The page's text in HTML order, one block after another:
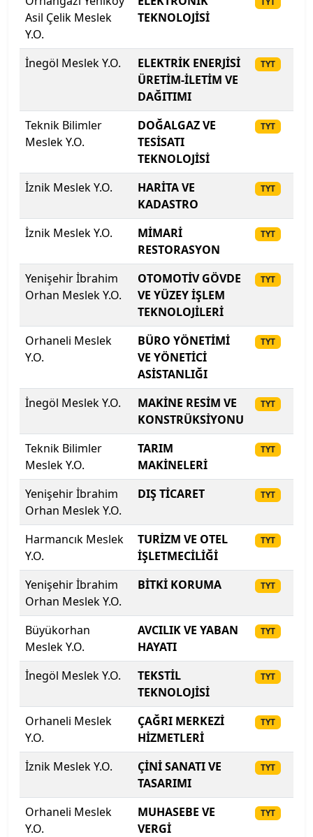
Lokman Hekim Üniversitesi
Malatya Turgut Özal Üniversitesi
Maltepe Üniversitesi
Manisa Celâl Bayar Üniversitesi
Mardin Artuklu Üniversitesi
Marmara Üniversitesi
MEF Üniversitesi
Mersin Üniversitesi
Mimar Sinan Güzel Sanatlar Üniversitesi
Mudanya Üniversitesi
Muğla Sıtkı Koçman Üniversitesi
Munzur Üniversitesi
Muş Alparslan Üniversitesi
Necmettin Erbakan Üniversitesi
Nevşehir Hacı Bektaş Veli Üniversitesi
Niğde Ömer Halisdemir Üniversitesi
Nuh Naci Yazgan Üniversitesi
ODTÜ Kuzey Kıbrıs Kampusu
Ondokuz Mayıs Üniversitesi
Ordu Üniversitesi
Orta Doğu Teknik Üniversitesi
Osmaniye Korkut Ata Üniversitesi
Ostim Teknik Üniversitesi
Özyeğin Üniversitesi
Asil Çelik Meslek
Y.O.
TEKNOLOJİSİ
İnegöl Meslek Y.O.
ELEKTRİK ENERJİSİ
ÜRETİM-İLETİM VE
DAĞITIMI
TYT
Teknik Bilimler
Meslek Y.O.
DOĞALGAZ VE
TESİSATI
TEKNOLOJİSİ
TYT
İznik Meslek Y.O.
HARİTA VE
KADASTRO
TYT
İznik Meslek Y.O.
MİMARİ
RESTORASYON
TYT
Yenişehir İbrahim
Orhan Meslek Y.O.
OTOMOTİV GÖVDE
VE YÜZEY İŞLEM
TEKNOLOJİLERİ
TYT
Orhaneli Meslek
Y.O.
BÜRO YÖNETİMİ
VE YÖNETİCİ
ASİSTANLIĞI
TYT
İnegöl Meslek Y.O.
MAKİNE RESİM VE
KONSTRÜKSİYONU
TYT
Teknik Bilimler
Meslek Y.O.
TARIM
MAKİNELERİ
TYT
Yenişehir İbrahim
Orhan Meslek Y.O.
DIŞ TİCARET TYT
Harmancık Meslek
Y.O.
TURİZM VE OTEL
İŞLETMECİLİĞİ
TYT
Yenişehir İbrahim
Orhan Meslek Y.O.
BİTKİ KORUMA TYT
Büyükorhan
Meslek Y.O.
AVCILIK VE YABAN
HAYATI
TYT
İnegöl Meslek Y.O.
TEKSTİL
TEKNOLOJİSİ
TYT
Orhaneli Meslek
Y.O.
ÇAĞRI MERKEZİ
HİZMETLERİ
TYT
İznik Meslek Y.O.
ÇİNİ SANATI VE
TASARIMI
TYT
Orhaneli Meslek
Y.O.
MUHASEBE VE
VERGİ
TYT